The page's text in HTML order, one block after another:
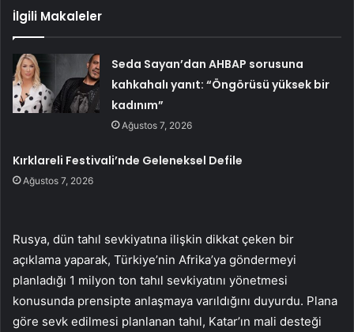
İlgili Makaleler
Seda Sayan’dan AHBAP sorusuna
kahkahalı yanıt: “Öngörüsü yüksek bir
kadınım”
Ağustos 7, 2026
Kırklareli Festivali’nde Geleneksel Defile
Ağustos 7, 2026
Rusya, dün tahıl sevkiyatına ilişkin dikkat çeken bir
açıklama yaparak, Türkiye’nin Afrika’ya göndermeyi
planladığı 1 milyon ton tahıl sevkiyatını yönetmesi
konusunda prensipte anlaşmaya varıldığını duyurdu. Plana
göre sevk edilmesi planlanan tahıl, Katar’ın mali desteği